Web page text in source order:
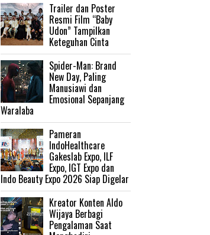
Trailer dan Poster
Resmi Film “Baby
Udon” Tampilkan
Keteguhan Cinta
‎Spider-Man: Brand
New Day, Paling
Manusiawi dan
Emosional Sepanjang
Waralaba
Pameran
IndoHealthcare
Gakeslab Expo, ILF
Expo, IGT Expo dan
Indo Beauty Expo 2026 Siap Digelar
Kreator Konten Aldo
Wijaya Berbagi
Pengalaman Saat